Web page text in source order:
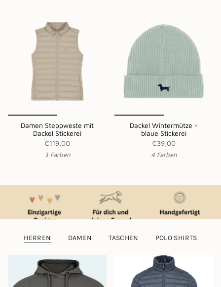
Damen Steppweste mit
Dackel Stickerei
€119,00
3 Farben
Dackel Wintermütze -
blaue Stickerei
€39,00
4 Farben
HERREN DAMEN TASCHEN POLO SHIRTS